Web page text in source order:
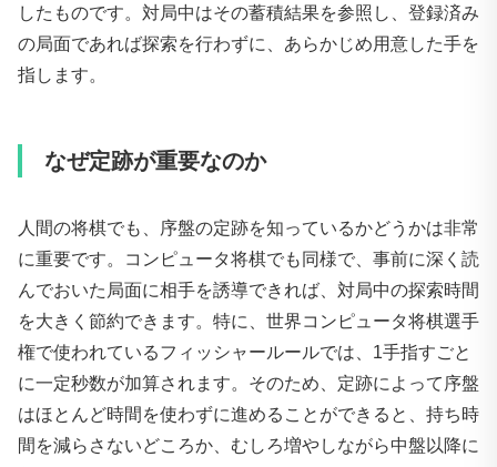
したものです。対局中はその蓄積結果を参照し、登録済み
の局面であれば探索を行わずに、あらかじめ用意した手を
指します。
なぜ定跡が重要なのか
人間の将棋でも、序盤の定跡を知っているかどうかは非常
に重要です。コンピュータ将棋でも同様で、事前に深く読
んでおいた局面に相手を誘導できれば、対局中の探索時間
を大きく節約できます。特に、世界コンピュータ将棋選手
権で使われているフィッシャールールでは、1手指すごと
に一定秒数が加算されます。そのため、定跡によって序盤
はほとんど時間を使わずに進めることができると、持ち時
間を減らさないどころか、むしろ増やしながら中盤以降に